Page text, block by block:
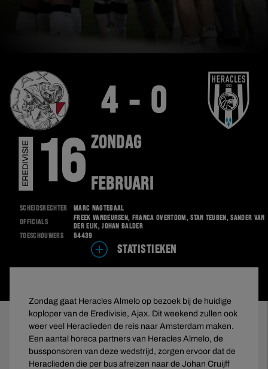
EREDIVISIE 16 ZONDAG
FEBRUARI
4 - 0
Scheidsrechter
Marc Nagtegaal
Officials
Freek Vandeursen, Franca Overtoom, Stan Teuben, Sander van
der Eijk, Johan Balder
Toeschouwers
54439
STATISTIEKEN
Zondag gaat Heracles Almelo op bezoek bij de huidige
koploper van de Eredivisie, Ajax. Dit weekend zullen ook
weer veel Heraclieden de reis naar Amsterdam maken.
Een aantal horeca partners van Heracles Almelo, de
bussponsoren van deze wedstrijd, zorgen ervoor dat de
Heraclieden die per bus afreizen naar de Johan Cruijff